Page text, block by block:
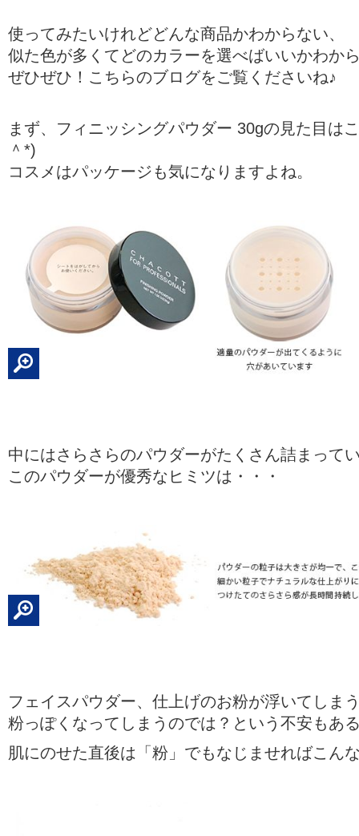
使ってみたいけれどどんな商品かわからない、
似た色が多くてどのカラーを選べばいいかわか
ぜひぜひ！こちらのブログをご覧くださいね♪
まず、フィニッシングパウダー 30gの見た目は
＾*)
コスメはパッケージも気になりますよね。
中にはさらさらのパウダーがたくさん詰まって
このパウダーが優秀なヒミツは・・・
フェイスパウダー、仕上げのお粉が浮いてしま
粉っぽくなってしまうのでは？という不安もあ
肌にのせた直後は「粉」でもなじませればこん